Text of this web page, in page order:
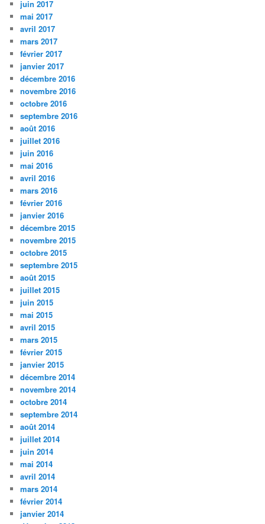
juin 2017
mai 2017
avril 2017
mars 2017
février 2017
janvier 2017
décembre 2016
novembre 2016
octobre 2016
septembre 2016
août 2016
juillet 2016
juin 2016
mai 2016
avril 2016
mars 2016
février 2016
janvier 2016
décembre 2015
novembre 2015
octobre 2015
septembre 2015
août 2015
juillet 2015
juin 2015
mai 2015
avril 2015
mars 2015
février 2015
janvier 2015
décembre 2014
novembre 2014
octobre 2014
septembre 2014
août 2014
juillet 2014
juin 2014
mai 2014
avril 2014
mars 2014
février 2014
janvier 2014